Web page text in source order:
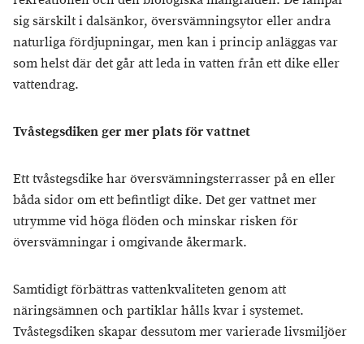
sig särskilt i dalsänkor, översvämningsytor eller andra
naturliga fördjupningar, men kan i princip anläggas var
som helst där det går att leda in vatten från ett dike eller
vattendrag.
Tvåstegsdiken ger mer plats för vattnet
Ett tvåstegsdike har översvämningsterrasser på en eller
båda sidor om ett befintligt dike. Det ger vattnet mer
utrymme vid höga flöden och minskar risken för
översvämningar i omgivande åkermark.
Samtidigt förbättras vattenkvaliteten genom att
näringsämnen och partiklar hålls kvar i systemet.
Tvåstegsdiken skapar dessutom mer varierade livsmiljöer